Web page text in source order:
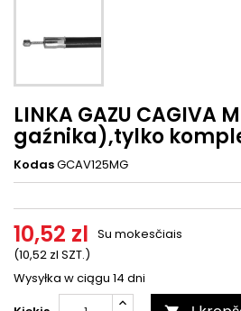
LINKA GAZU CAGIVA
gaźnika),tylko
KodasGCAV125MG
10,52 zl
(10,52 zl SZT.)
Su mokesčiais
Wysyłka w ciągu 14 dni